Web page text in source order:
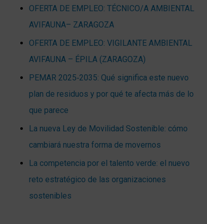
OFERTA DE EMPLEO: TÉCNICO/A AMBIENTAL
AVIFAUNA– ZARAGOZA
OFERTA DE EMPLEO: VIGILANTE AMBIENTAL
AVIFAUNA – ÉPILA (ZARAGOZA)
PEMAR 2025‑2035: Qué significa este nuevo
plan de residuos y por qué te afecta más de lo
que parece
La nueva Ley de Movilidad Sostenible: cómo
cambiará nuestra forma de movernos
La competencia por el talento verde: el nuevo
reto estratégico de las organizaciones
sostenibles